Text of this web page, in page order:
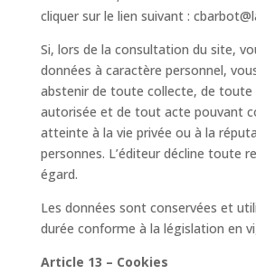
cliquer sur le lien suivant :
Si, lors de la consultation du site,
données à caractère personnel,
abstenir de toute collecte, de toute
autorisée et de tout acte pouvant
atteinte à la vie privée ou à la
personnes. L’éditeur décline toute
égard.
Les données sont conservées et
durée conforme à la législation en
Article 13 – Cookies